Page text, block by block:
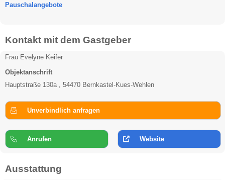
Pauschalangebote
Kontakt mit dem Gastgeber
Frau Evelyne Keifer
Objektanschrift
Hauptstraße 130a , 54470 Bernkastel-Kues-Wehlen
Unverbindlich anfragen
Anrufen Website
Ausstattung